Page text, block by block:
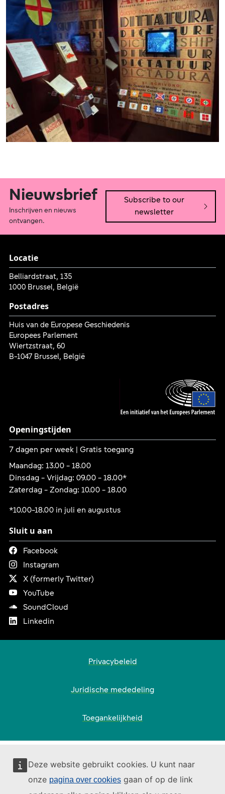
Deze website gebruikt cookies. U kunt naar
onze pagina over cookies gaan of op de link
Nieuwsbrief
Inschrijven en nieuws
ontvangen.
Subscribe to our
newsletter
Locatie
Belliardstraat, 135
1000 Brussel, België
Postadres
Huis van de Europese Geschiedenis
Europees Parlement
Wiertzstraat, 60
B-1047 Brussel, België
Openingstijden
7 dagen per week | Gratis toegang
Maandag: 13.00 - 18.00
Dinsdag - Vrijdag: 09.00 - 18.00*
Zaterdag - Zondag: 10.00 - 18.00
*10.00-18.00 in juli en augustus
Sluit u aan
FacebookLink is external
Instagram
X (formerly Twitter)
YouTube
SoundCloud
Linkedin
Privacybeleid
Juridische mededeling
Toegankelijkheid